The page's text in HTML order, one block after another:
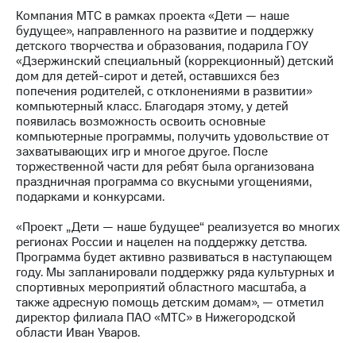
Контакты
Медиа-центр
Пресс-
релизы
МТС
о технологиях
Достижения
Интервью
Финансовая
отчетность
Контакты
Новости
в
регионе
Компания МТС в рамках проекта «Дети — наше
будущее», направленного на развитие и поддержку
детского творчества и образования, подарила ГОУ
«Дзержинский специальный (коррекционный) детский
дом для детей-сирот и детей, оставшихся без
попечения родителей, с отклонениями в развитии»
компьютерный класс. Благодаря этому, у детей
появилась возможность освоить основные
компьютерные программы, получить удовольствие от
захватывающих игр и многое другое. После
торжественной части для ребят была организована
праздничная программа со вкусными угощениями,
подарками и конкурсами.
«Проект „Дети — наше будущее“ реализуется во многих
регионах России и нацелен на поддержку детства.
Программа будет активно развиваться в наступающем
году. Мы запланировали поддержку ряда культурных и
спортивных мероприятий областного масштаба, а
также адресную помощь детским домам», — отметил
директор филиала ПАО «МТС» в Нижегородской
области Иван Уваров.